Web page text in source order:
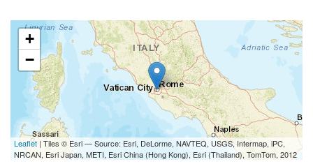
+
−
Leaflet | Tiles © Esri — Source: Esri, DeLorme, NAVTEQ, USGS, Intermap, iPC,
NRCAN, Esri Japan, METI, Esri China (Hong Kong), Esri (Thailand), TomTom, 2012